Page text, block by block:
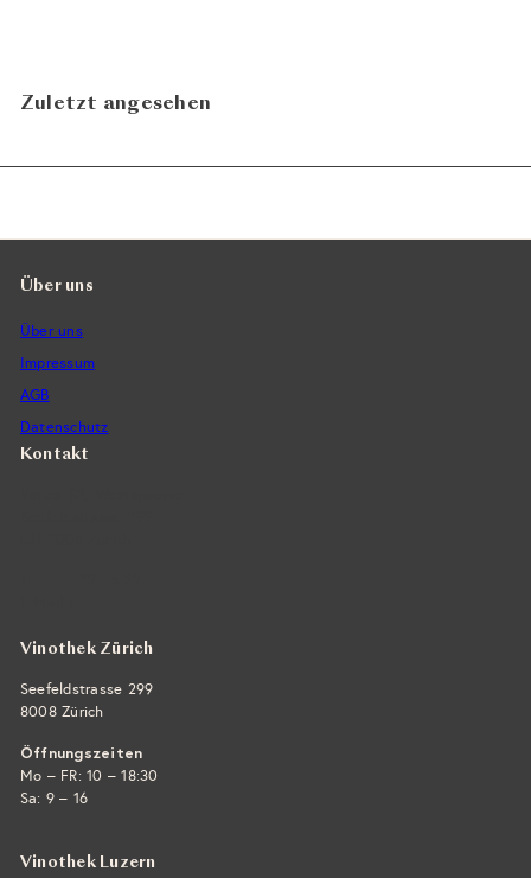
Zuletzt angesehen
Über uns
Über uns
Impressum
AGB
Datenschutz
Kontakt
Vinothek Zürich
Seefeldstrasse 299
8008 Zürich
Öffnungszeiten
Mo – FR: 10 – 18:30
Sa: 9 – 16
Vinothek Luzern